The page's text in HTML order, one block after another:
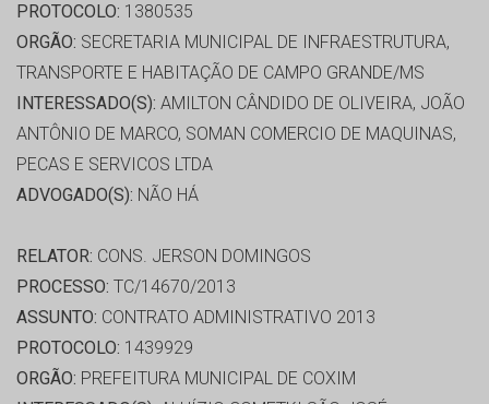
PROTOCOLO: 1380535
ORGÃO: SECRETARIA MUNICIPAL DE INFRAESTRUTURA,
TRANSPORTE E HABITAÇÃO DE CAMPO GRANDE/MS
INTERESSADO(S): AMILTON CÂNDIDO DE OLIVEIRA, JOÃO
ANTÔNIO DE MARCO, SOMAN COMERCIO DE MAQUINAS,
PECAS E SERVICOS LTDA
ADVOGADO(S): NÃO HÁ
RELATOR: CONS. JERSON DOMINGOS
PROCESSO: TC/14670/2013
ASSUNTO: CONTRATO ADMINISTRATIVO 2013
PROTOCOLO: 1439929
ORGÃO: PREFEITURA MUNICIPAL DE COXIM